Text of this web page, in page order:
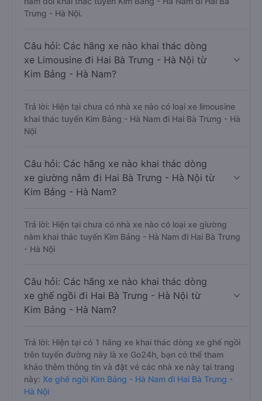
Trưng - Hà Nội.
Câu hỏi: Các hãng xe nào khai thác dòng
xe Limousine đi Hai Bà Trưng - Hà Nội từ
Kim Bảng - Hà Nam?
Trả lời: Hiện tại chưa có nhà xe nào có loại xe limousine
khai thác tuyến Kim Bảng - Hà Nam đi Hai Bà Trưng - Hà
Nội
Câu hỏi: Các hãng xe nào khai thác dòng
xe giường nằm đi Hai Bà Trưng - Hà Nội từ
Kim Bảng - Hà Nam?
Trả lời: Hiện tại chưa có nhà xe nào có loại xe giường
nằm khai thác tuyến Kim Bảng - Hà Nam đi Hai Bà Trưng
- Hà Nội
Câu hỏi: Các hãng xe nào khai thác dòng
xe ghế ngồi đi Hai Bà Trưng - Hà Nội từ
Kim Bảng - Hà Nam?
Trả lời: Hiện tại có 1 hãng xe khai thác dòng xe ghế ngồi
trên tuyến đường này là xe Go24h, bạn có thể tham
khảo thêm thông tin và đặt vé các nhà xe này tại trang
này: Xe ghế ngồi Kim Bảng - Hà Nam đi Hai Bà Trưng -
Hà Nội